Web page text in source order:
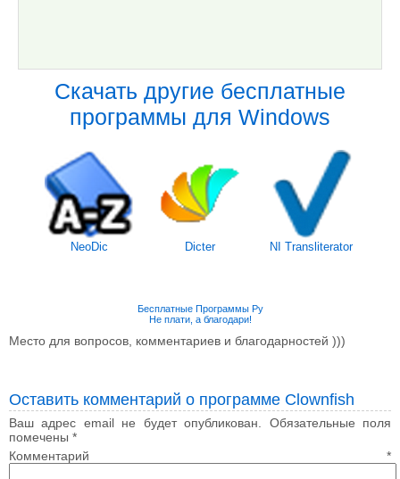
Скачать другие бесплатные
программы для Windows
NeoDic Dicter NI Transliterator
Бесплатные Программы Ру
Не плати, а благодари!
Место для вопросов, комментариев и благодарностей )))
Оставить комментарий о программе Clownfish
Ваш адрес email не будет опубликован.
Обязательные поля
помечены *
Комментарий *